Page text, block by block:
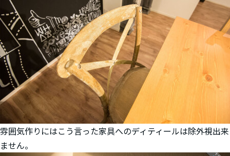
雰囲気作りにはこう言った家具へのディティールは除外視出来
ません。